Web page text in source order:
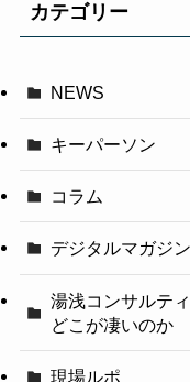
カテゴリー
NEWS
キーパーソン
コラム
デジタルマガジン
湯浅コンサルテ
どこが凄いのか
現場ルポ